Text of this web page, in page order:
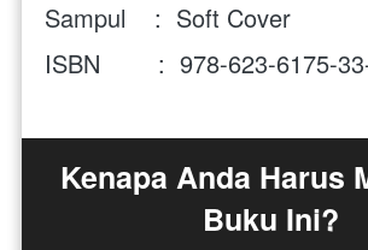
Sampul    :  Soft Cover
ISBN        :  978-623-6175-
Kenapa Anda Harus
Buku Ini?